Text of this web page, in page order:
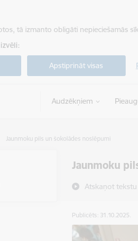
tā izmanto obligāti nepieciešamās
Apstiprināt visas
Audzēkņiem
Jaunmoku pils un šokolādes noslēpumi
Jaunmoku
Atskaņot tekstu
Publicēts: 31.10.2025.